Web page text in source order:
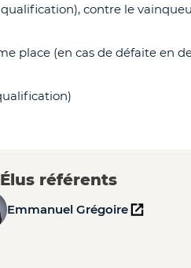
contre le
place (en cas de défaite en
Élus référents
Emmanuel Grégoire